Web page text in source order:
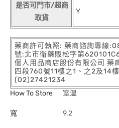
是否可門市/超商
取貨
Y
藥商許可執照: 藥商諮詢專線
號:北市衛藥販松字第
個人用品商店股份有限公司 藥
四段760號11樓之1、之2及14
(02)27421234
How To Store
室溫
寬 9.2